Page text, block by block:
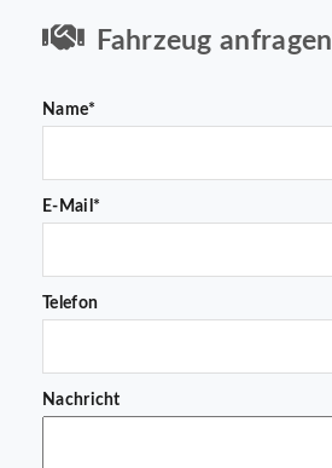
Fahrzeug anfragen
Name*
E-Mail*
Telefon
Nachricht